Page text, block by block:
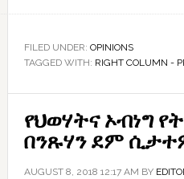
FILED UNDER: OPINIONS
TAGGED WITH: RIGHT COLUMN -
የህወሃትና ኦብነግ
በንጹሃን ደም
AUGUST 8, 2018 12:17 AM BY